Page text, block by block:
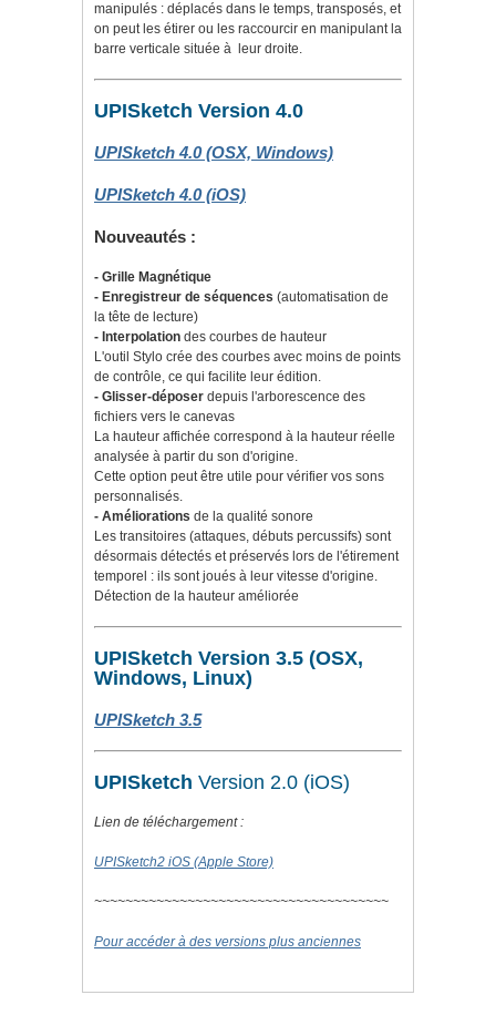
manipulés : déplacés dans le temps, transposés, et
on peut les étirer ou les raccourcir en manipulant la
barre verticale située à leur droite.
UPISketch Version 4.0
UPISketch 4.0 (OSX, Windows)
UPISketch 4.0 (iOS)
Nouveautés :
- Grille Magnétique
- Enregistreur de séquences (automatisation de
la tête de lecture)
- Interpolation des courbes de hauteur
L'outil Stylo crée des courbes avec moins de points
de contrôle, ce qui facilite leur édition.
- Glisser-déposer depuis l'arborescence des
fichiers vers le canevas
La hauteur affichée correspond à la hauteur réelle
analysée à partir du son d'origine.
Cette option peut être utile pour vérifier vos sons
personnalisés.
- Améliorations de la qualité sonore
Les transitoires (attaques, débuts percussifs) sont
désormais détectés et préservés lors de l'étirement
temporel : ils sont joués à leur vitesse d'origine.
Détection de la hauteur améliorée
UPISketch Version 3.5 (OSX,
Windows, Linux)
UPISketch 3.5
UPISketch Version 2.0 (iOS)
Lien de téléchargement :
UPISketch2 iOS (Apple Store)
~~~~~~~~~~~~~~~~~~~~~~~~~~~~~~~~~~~~~~
Pour accéder à des versions plus anciennes